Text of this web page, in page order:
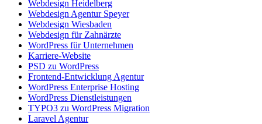
Webdesign Heidelberg
Webdesign Agentur Speyer
Webdesign Wiesbaden
Webdesign für Zahnärzte
WordPress für Unternehmen
Karriere-Website
PSD zu WordPress
Frontend-Entwicklung Agentur
WordPress Enterprise Hosting
WordPress Dienstleistungen
TYPO3 zu WordPress Migration
Laravel Agentur